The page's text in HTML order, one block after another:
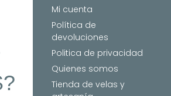
Mi cuenta
Política de
devoluciones
Politica de privacidad
Quienes somos
Tienda de velas y